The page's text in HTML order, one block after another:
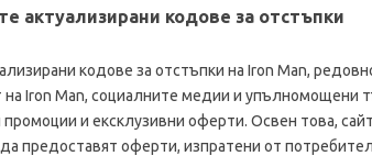
актуализирани кодове за отстъпки
кодове за отстъпки на Iron Man,
на Iron Man, социалните медии и упълномощени
промоции и ексклузивни оферти. Освен това,
предоставят оферти, изпратени от